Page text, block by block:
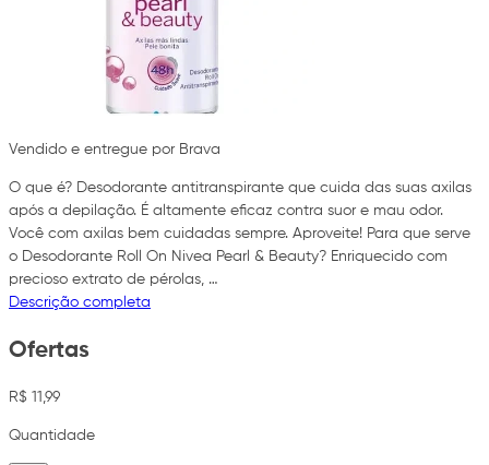
Vendido e entregue por Brava
O que é? Desodorante antitranspirante que cuida das suas axilas
após a depilação. É altamente eficaz contra suor e mau odor.
Você com axilas bem cuidadas sempre. Aproveite! Para que serve
o Desodorante Roll On Nivea Pearl & Beauty? Enriquecido com
precioso extrato de pérolas, …
Descrição completa
Ofertas
R$ 11,99
Quantidade